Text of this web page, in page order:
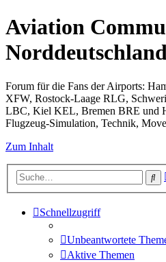
Aviation
Forum für die Fans der Airports:
XFW, Rostock-Laage RLG,
LBC, Kiel KEL, Bremen BRE und
Flugzeug-Simulation, Technik,
Zum Inhalt
Schnellzugriff
Unbeantwortete
Aktive Themen